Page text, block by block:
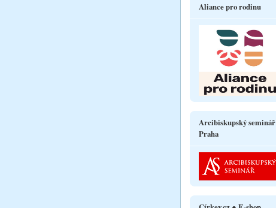
Aliance pro rodinu
Arcibiskupský seminář
Praha